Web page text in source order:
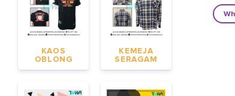
KAOS
OBLONG
KEMEJA
SERAGAM